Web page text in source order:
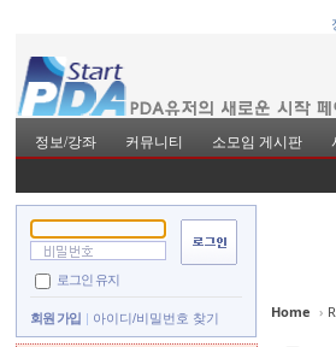
정보/강좌 커뮤니티 소모임 게시판
로그인 유지
회원 가입 아이디/비밀번호 찾기 Home ›
Sketchbook5, 스
Sketchbook5, 스